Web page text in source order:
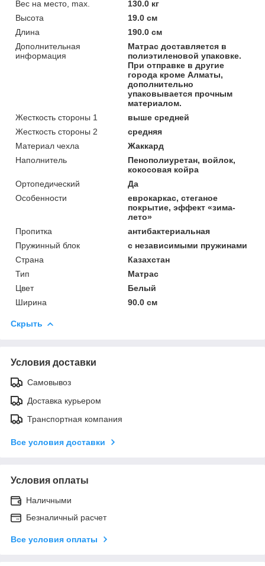
Вес на место, max.
130.0 кг
Высота
19.0 см
Длина
190.0 см
Дополнительная
информация
Матрас доставляется в
полиэтиленовой упаковке.
При отправке в другие
города кроме Алматы,
дополнительно
упаковывается прочным
материалом.
Жесткость стороны 1
выше средней
Жесткость стороны 2
средняя
Материал чехла
Жаккард
Наполнитель
Пенополиуретан, войлок,
кокосовая койра
Ортопедический
Да
Особенности
еврокаркас, стеганое
покрытие, эффект «зима-
лето»
Пропитка
антибактериальная
Пружинный блок
с независимыми пружинами
Страна
Казахстан
Тип
Матрас
Цвет
Белый
Ширина
90.0 см
Скрыть
Условия доставки
Самовывоз
Доставка курьером
Транспортная компания
Все условия доставки
Условия оплаты
Наличными
Безналичный расчет
Все условия оплаты